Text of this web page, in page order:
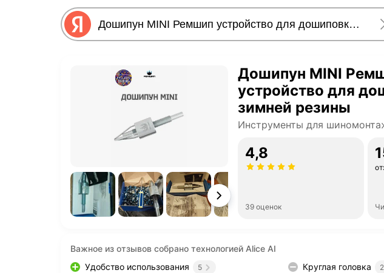
Дошипун MINI
устройство для
зимней резины
Инструменты для
4,8
39 оценок
Важное из отзывов собрано технологией Alice AI
Удобство использования
5 Круглая головка 2